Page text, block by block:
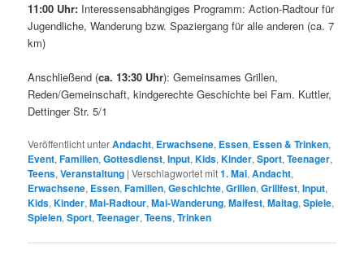
11:00 Uhr: Interessensabhängiges Programm: Action-Radtour für
Jugendliche, Wanderung bzw. Spaziergang für alle anderen (ca. 7
km)
Anschließend (ca. 13:30 Uhr): Gemeinsames Grillen,
Reden/Gemeinschaft, kindgerechte Geschichte bei Fam. Kuttler,
Dettinger Str. 5/1
Veröffentlicht unterAndacht, Erwachsene, Essen, Essen & Trinken,
Event,Familien,Gottesdienst,Input,Kids,Kinder,Sport,Teenager,
Teens,Veranstaltung |Verschlagwortet mit1. Mai,Andacht,
Erwachsene, Essen,Familien,Geschichte,Grillen,Grillfest,Input,
Kids,Kinder,Mai-Radtour,Mai-Wanderung,Maifest,Maitag,Spiele,
Spielen,Sport,Teenager,Teens,Trinken